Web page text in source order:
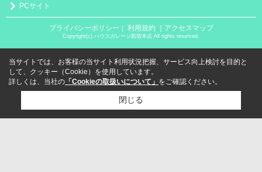
PCサイト
プライバシーポリシー 利用規約 ｜アクセスマップ
Copyright(c) ハウスガレージ新宿本店 All rights reserved.
当サイトでは、お客様の当サイト利用状況把握、サービス向上検討を目的と
して、クッキー（Cookie）を使用しています。
詳しくは、当社の 「Cookieの取扱いについて」 をご確認ください。
閉じる